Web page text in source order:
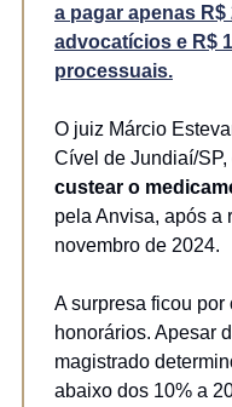
a pagar apenas
advocatícios e R$
processuais.
O juiz Márcio
Cível de Jundiaí/SP,
custear o
pela Anvisa, após a
novembro de 2024.
A surpresa ficou
honorários. Apesar
magistrado
abaixo dos 10% a